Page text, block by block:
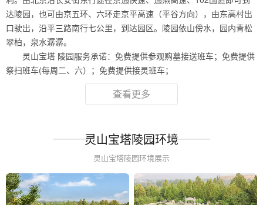
达陵园，也可由京五环、六环走京平高速（平谷方向），由东高村出
口驶出，沿平三路南行七公里，到达园区。陵园依山傍水，园内青松
翠柏，泉水潺潺。
灵山宝塔 陵园服务承诺：免费提供参观购墓接送班车；免费提供
祭扫班车(每周二、六）；免费提供接灵班车；
查看更多
灵山宝塔陵园环境
灵山宝塔陵园环境展示